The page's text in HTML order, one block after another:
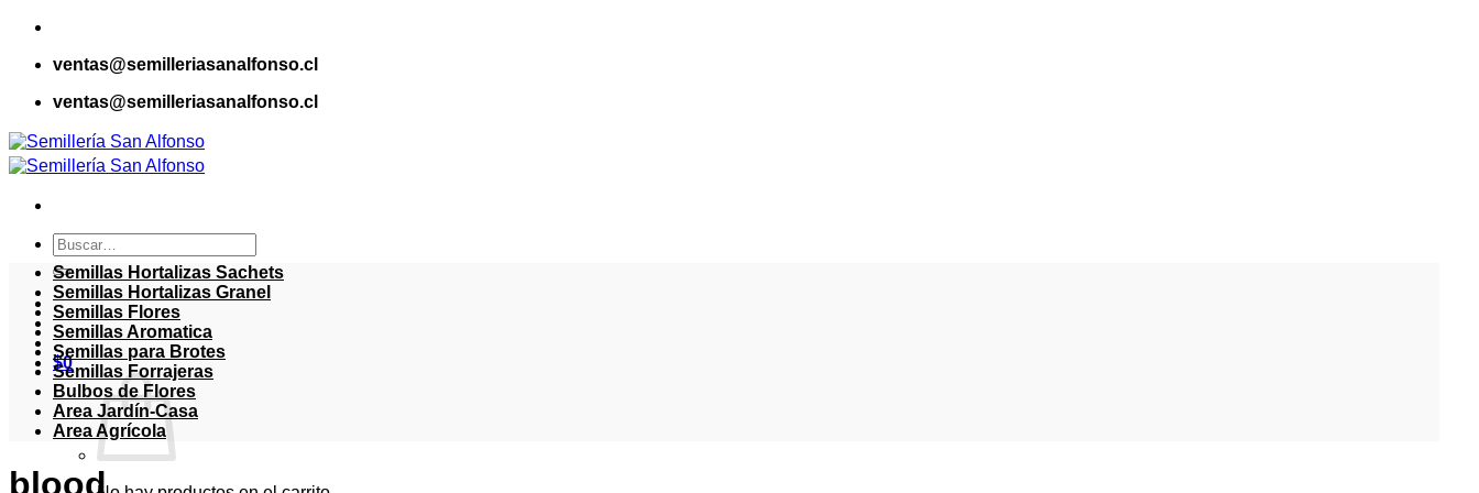
Saltar
contenidoventas@semilleriasanalfonso.cl
ventas@semilleriasanalfonso.cl
Buscar
por:
$0
Semillas Hortalizas Sachets
Semillas Hortalizas Granel
Semillas Flores
Semillas Aromatica
Semillas para Brotes
Semillas Forrajeras
Bulbos de Flores
Area Jardín-Casa
Area Agrícola
blood